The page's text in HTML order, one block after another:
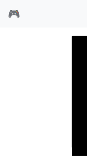
🎮